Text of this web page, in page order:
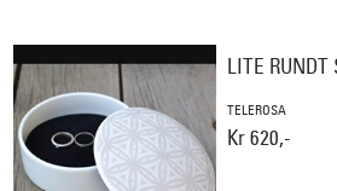
LITE RUNDT
TELEROSA
Kr 620,-